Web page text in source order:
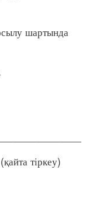
шартында
тіркеу)